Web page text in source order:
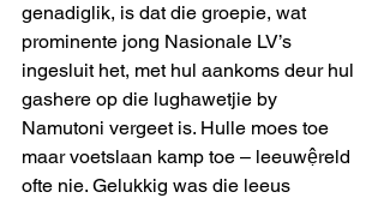
genadiglik, is dat die groepie, wat
prominente jong Nasionale LV’s
ingesluit het, met hul aankoms deur hul
gashere op die lughawetjie by
Namutoni vergeet is. Hulle moes toe
maar voetslaan kamp toe – leeuwệreld
ofte nie. Gelukkig was die leeus